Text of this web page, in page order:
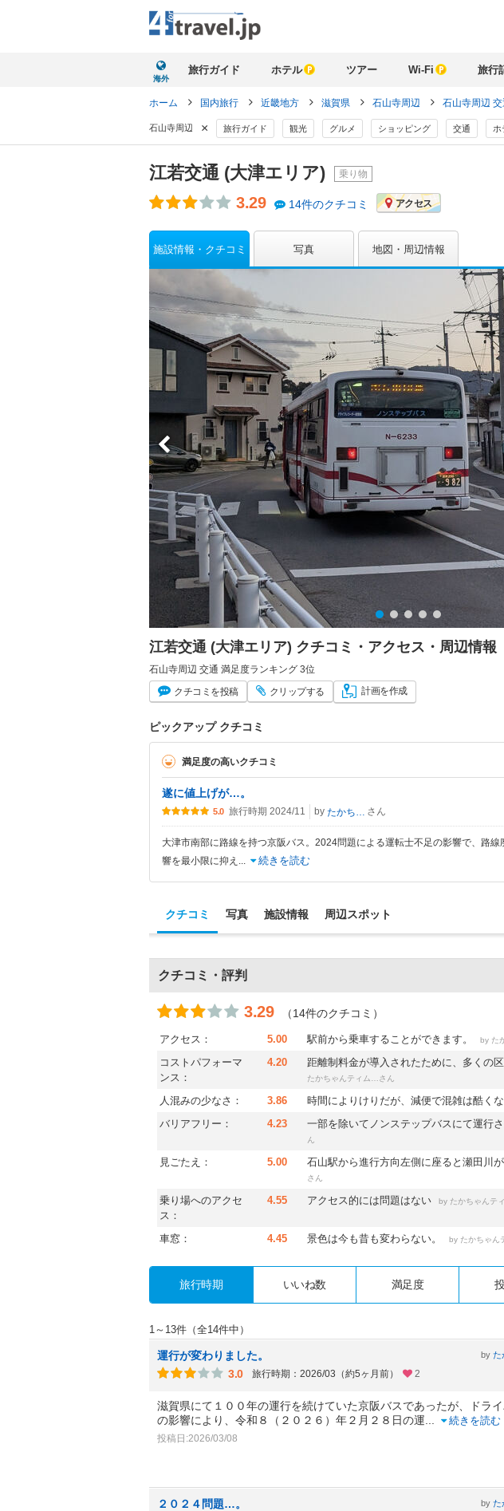
海外
旅行ガイド ホテル ツアー Wi-Fi 旅行
ホーム 国内旅行 近畿地方 滋賀県 石山寺周辺 石山寺周辺 交
石山寺周辺 × 旅行ガイド 観光 グルメ ショッピング 交通 ホ
江若交通 (大津エリア) 乗り物
3.29 14件のクチコミ アクセス
施設情報・クチコミ 写真 地図・周辺情報
江若交通 (大津エリア) クチコミ・アクセス・周辺情報
石山寺周辺 交通 満足度ランキング 3位
クチコミ を投稿 クリップする 計画を作成
ピックアップ クチコミ
満足度の高いクチコミ
遂に値上げが…。
5.0 旅行時期 2024/11 by さん
大津市南部に路線を持つ京阪バス。2024問題による運転士不足の影響で、路
響を最小限に抑え
続きを読む
クチコミ 写真 施設情報 周辺スポット
クチコミ・評判
3.29 （14件のクチコミ）
アクセス： 5.00 駅前から乗車することができます。 by
コストパフォーマ
ンス：
4.20 距離制料金が導入されたために、多くの
たかちゃんティムちゃんはるおちゃん・ついでにおまけのまゆみはん。さん
人混みの少なさ： 3.86 時間によりけりだが、減便で混雑は酷くな
バリアフリー： 4.23 一部を除いてノンステップバスにて運行さ
ん
見ごたえ： 5.00 石山駅から進行方向左側に座ると瀬田川が
さん
乗り場へのアクセ
ス：
4.55 アクセス的には問題はない by
車窓： 4.45 景色は今も昔も変わらない。 by
旅行時期 いいね数 満足度
1～13件（全14件中）
運行が変わりました。
3.0
旅行時期：2026/03（約5ヶ月前） 2
by
滋賀県にて１００年の運行を続けていた京阪バスであったが、ドラ
の影響により、令和８（２０２６）年２月２８日の運
続きを読む
投稿日:2026/03/08
２０２４問題…。
by